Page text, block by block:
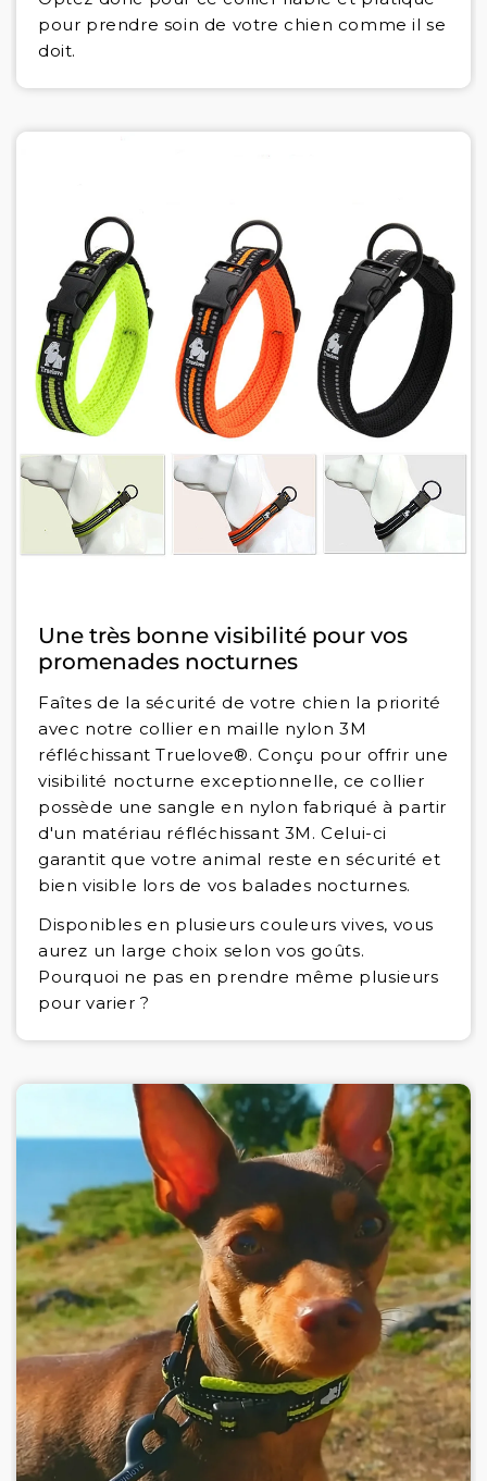
pour prendre soin de votre chien comme il se
doit.
Une très bonne visibilité pour vos
promenades nocturnes
Faîtes de la sécurité de votre chien la priorité
avec notre collier en maille nylon 3M
réfléchissant Truelove®. Conçu pour offrir une
visibilité nocturne exceptionnelle, ce collier
possède une sangle en nylon fabriqué à partir
d'un matériau réfléchissant 3M. Celui-ci
garantit que votre animal reste en sécurité et
bien visible lors de vos balades nocturnes.
Disponibles en plusieurs couleurs vives, vous
aurez un large choix selon vos goûts.
Pourquoi ne pas en prendre même plusieurs
pour varier ?